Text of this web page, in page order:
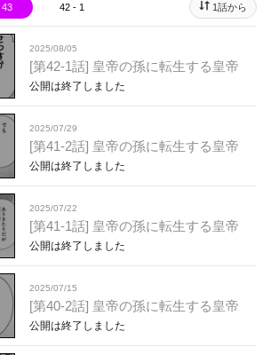
43 42 - 1 1話から
2025/08/05
[第42-1話] 皇帝の孫に転生する皇帝
公開は終了しました
2025/07/29
[第41-2話] 皇帝の孫に転生する皇帝
公開は終了しました
2025/07/22
[第41-1話] 皇帝の孫に転生する皇帝
公開は終了しました
2025/07/15
[第40-2話] 皇帝の孫に転生する皇帝
公開は終了しました